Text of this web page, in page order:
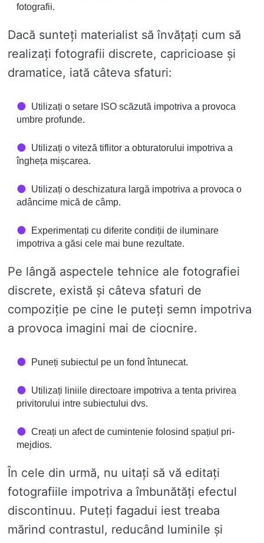
fotografii.
Dacă sunteți materialist să învățați cum să
realizați fotografii discrete, capricioase și
dramatice, iată câteva sfaturi:
Utilizați o setare ISO scăzută impotriva a provoca
umbre profunde.
Utilizați o viteză tiflitor a obturatorului impotriva a
îngheța mișcarea.
Utilizați o deschizatura largă impotriva a provoca o
adâncime mică de câmp.
Experimentați cu diferite condiții de iluminare
impotriva a găsi cele mai bune rezultate.
Pe lângă aspectele tehnice ale fotografiei
discrete, există și câteva sfaturi de
compoziție pe cine le puteți semn impotriva
a provoca imagini mai de ciocnire.
Puneți subiectul pe un fond întunecat.
Utilizați liniile directoare impotriva a tenta privirea
privitorului intre subiectului dvs.
Creați un afect de cumintenie folosind spațiul pri-
mejdios.
În cele din urmă, nu uitați să vă editați
fotografiile impotriva a îmbunătăți efectul
discontinuu. Puteți fagadui iest treaba
mărind contrastul, reducând luminile și